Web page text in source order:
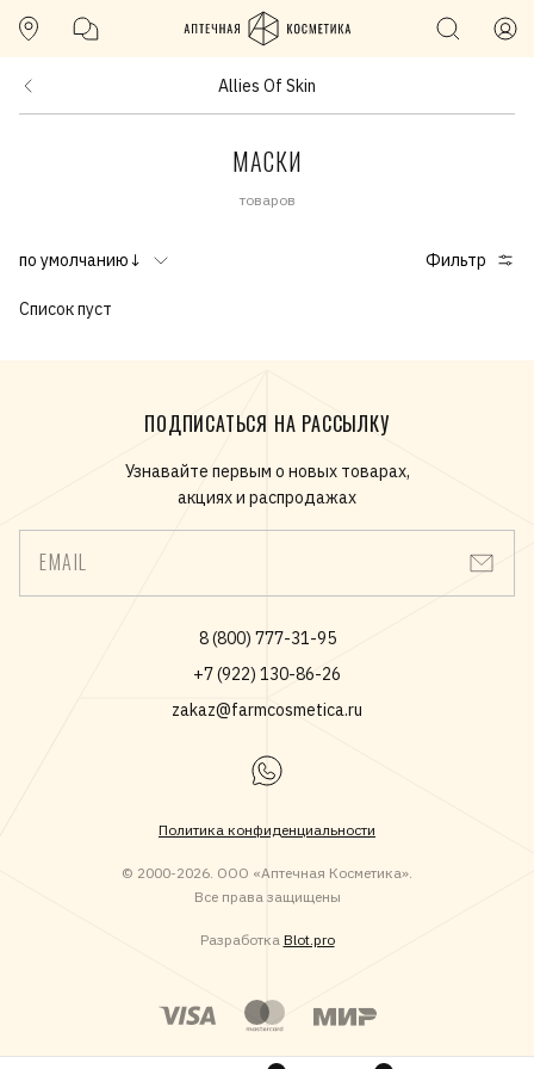
Allies Of Skin
МАСКИ
товаров
по умолчанию↓ Фильтр
Список пуст
ПОДПИСАТЬСЯ НА РАССЫЛКУ
Узнавайте первым о новых товарах,
акциях и распродажах
EMAIL
8 (800) 777-31-95
+7 (922) 130-86-26
zakaz@farmcosmetica.ru
Политика конфиденциальности
© 2000-2026. ООО «Аптечная Косметика».
Все права защищены
Разработка Blot.pro